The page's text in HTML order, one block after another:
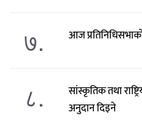
७. आज
८.
सांस्कृतिक तथा
अनुदान दिइने